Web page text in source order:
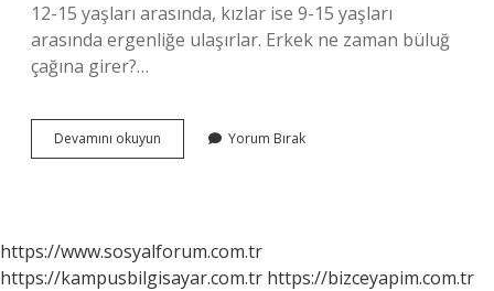
12-15 yaşları arasında, kızlar ise 9-15 yaşları
arasında ergenliğe ulaşırlar. Erkek ne zaman büluğ
çağına girer?…
Devamını okuyun
Çağı
Yorum Bırak
https://www.sosyalforum.com.tr
https://kampusbilgisayar.com.tr https://bizceyapim.com.tr